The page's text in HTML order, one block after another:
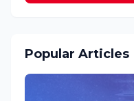
Popular Articles